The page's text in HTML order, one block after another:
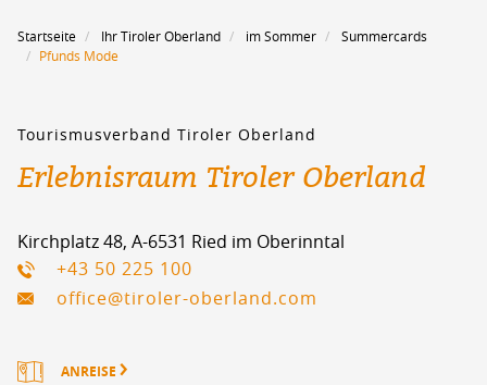
Startseite Ihr Tiroler Oberland im Sommer
Summercards
Pfunds Mode
Tourismusverband Tiroler Oberland
Erlebnisraum Tiroler Oberland
Kirchplatz 48, A-6531 Ried im Oberinntal
+43 50 225 100
office@tiroler-oberland.com
ANREISE